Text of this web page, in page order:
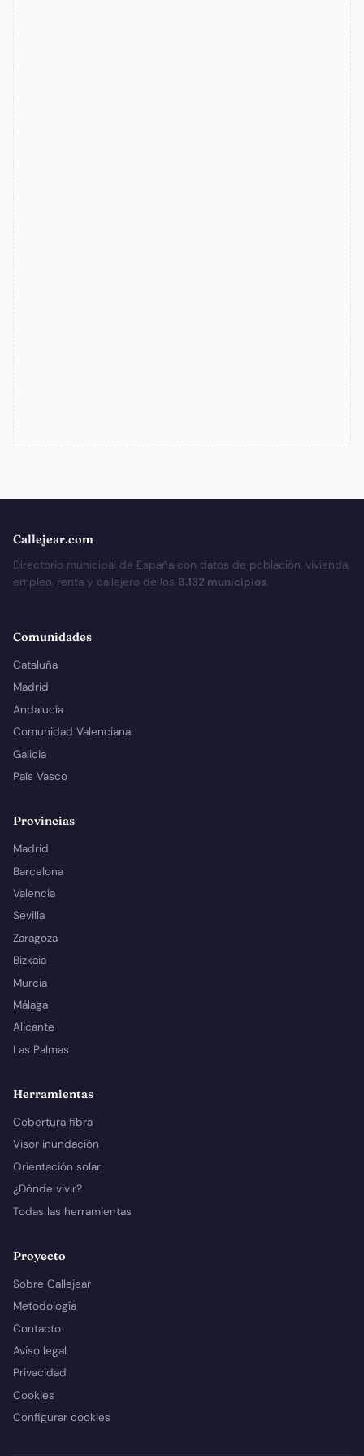
Callejear.com
Directorio municipal de España con datos de población, vivienda,
empleo, renta y callejero de los 8.132 municipios.
Comunidades
Cataluña
Madrid
Andalucía
Comunidad Valenciana
Galicia
País Vasco
Provincias
Madrid
Barcelona
Valencia
Sevilla
Zaragoza
Bizkaia
Murcia
Málaga
Alicante
Las Palmas
Herramientas
Cobertura fibra
Visor inundación
Orientación solar
¿Dónde vivir?
Todas las herramientas
Proyecto
Sobre Callejear
Metodología
Contacto
Aviso legal
Privacidad
Cookies
Configurar cookies